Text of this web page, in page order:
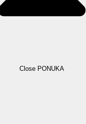
Close PONUKA